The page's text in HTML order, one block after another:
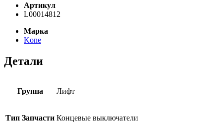
Артикул
L00014812
Марка
Kone
Детали
Группа Лифт
Тип Запчасти Концевые выключатели